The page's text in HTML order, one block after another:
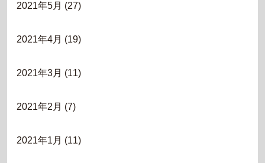
2021年5月 (27)
2021年4月 (19)
2021年3月 (11)
2021年2月 (7)
2021年1月 (11)